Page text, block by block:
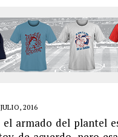
2016
armado del plantel